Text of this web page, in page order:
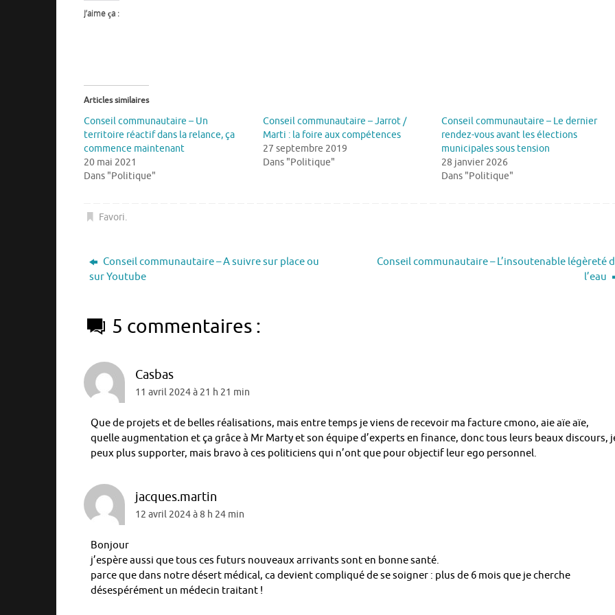
J’aime ça :
Articles similaires
Conseil communautaire – Un
territoire réactif dans la relance, ça
commence maintenant
20 mai 2021
Dans "Politique"
Conseil communautaire – Jarrot /
Marti : la foire aux compétences
27 septembre 2019
Dans "Politique"
Conseil communautaire – Le dernier
rendez-vous avant les élections
municipales sous tension
28 janvier 2026
Dans "Politique"
Favori.
Conseil communautaire – A suivre sur place ou
sur Youtube
Conseil communautaire – L’insoutenable légèreté
l’eau
5 commentaires :
Casbas
11 avril 2024 à 21 h 21 min
Que de projets et de belles réalisations, mais entre temps je viens de recevoir ma facture cmono, aie aïe aïe,
quelle augmentation et ça grâce à Mr Marty et son équipe d’experts en finance, donc tous leurs beaux discours,
peux plus supporter, mais bravo à ces politiciens qui n’ont que pour objectif leur ego personnel.
jacques.martin
12 avril 2024 à 8 h 24 min
Bonjour
j’espère aussi que tous ces futurs nouveaux arrivants sont en bonne santé.
parce que dans notre désert médical, ca devient compliqué de se soigner : plus de 6 mois que je cherche
désespérément un médecin traitant !